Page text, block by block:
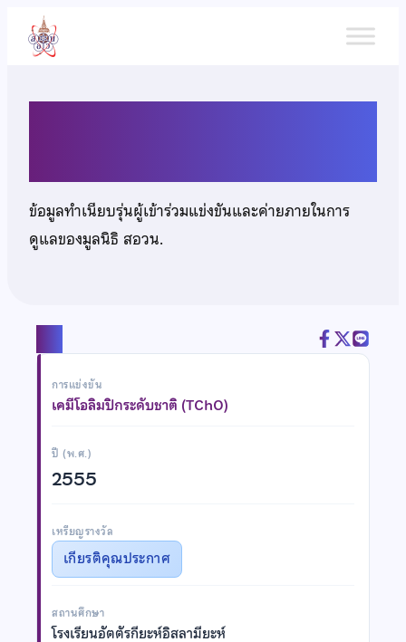
เนื้อหา
ข้อมูลทำเนียบรุ่นผู้เข้าร่วมแข่งขันและค่ายภายในการ
ดูแลของมูลนิธิ สอวน.
การแข่งขัน
เคมีโอลิมปิกระดับชาติ (TChO)
ปี (พ.ศ.)
2555
เหรียญรางวัล
เกียรติคุณประกาศ
สถานศึกษา
โรงเรียนอัตตัรกียะห์อิสลามียะห์